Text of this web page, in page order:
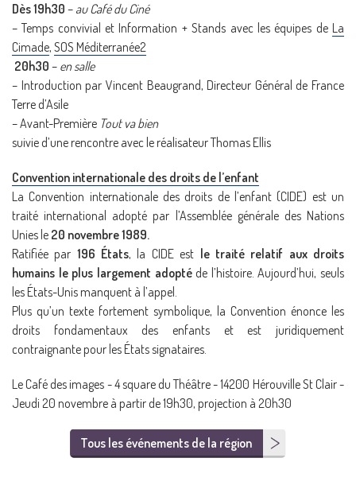
Dès 19h30 – au Café du Ciné
– Temps convivial et Information + Stands avec les équipes de La
Cimade, SOS Méditerranée2
20h30 – en salle
– Introduction par Vincent Beaugrand, Directeur Général de France
Terre d’Asile
– Avant-Première Tout va bien
suivie d’une rencontre avec le réalisateur Thomas Ellis
Convention internationale des droits de l’enfant
La Convention internationale des droits de l’enfant (CIDE) est un
traité international adopté par l’Assemblée générale des Nations
Unies le 20 novembre 1989.
Ratifiée par 196 États, la CIDE est le traité relatif aux droits
humains le plus largement adoptéde l’histoire. Aujourd’hui, seuls
les États-Unis manquent à l’appel.
Plus qu’un texte fortement symbolique, la Convention énonce les
droits fondamentaux des enfants et est juridiquement
contraignante pour les États signataires.
Le Café des images - 4 square du Théâtre - 14200 Hérouville St Clair -
Jeudi 20 novembre à partir de 19h30, projection à 20h30
Tous les événements de la région